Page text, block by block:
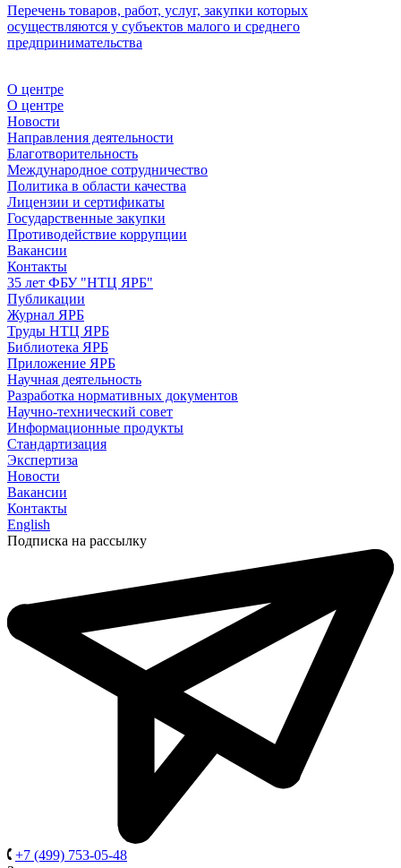
Перечень товаров, работ, услуг, закупки которых
осуществляются у субъектов малого и среднего
предпринимательства
О центре
О центре
Новости
Направления деятельности
Благотворительность
Международное сотрудничество
Политика в области качества
Лицензии и сертификаты
Государственные закупки
Противодействие коррупции
Вакансии
Контакты
35 лет ФБУ "НТЦ ЯРБ"
Публикации
Журнал ЯРБ
Труды НТЦ ЯРБ
Библиотека ЯРБ
Приложение ЯРБ
Научная деятельность
Разработка нормативных документов
Научно-технический совет
Информационные продукты
Стандартизация
Экспертиза
Новости
Вакансии
Контакты
English
Подписка на рассылку
+7 (499) 753-05-48